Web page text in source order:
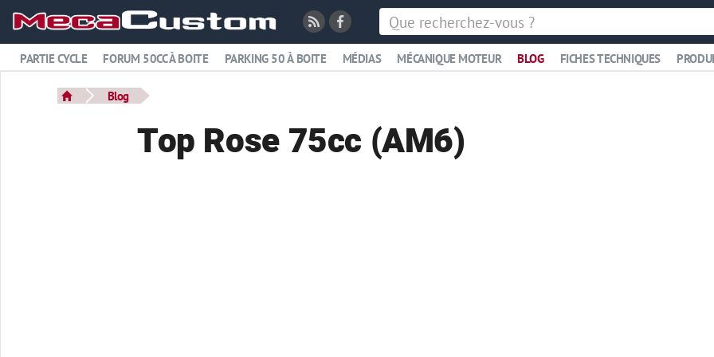
PARTIE CYCLE FORUM 50CC À BOITE PARKING 50 À BOITE MÉDIAS MÉCANIQUE MOTEUR BLOG FICHES TECHNIQUES
Blog
Top Rose 75cc (AM6)